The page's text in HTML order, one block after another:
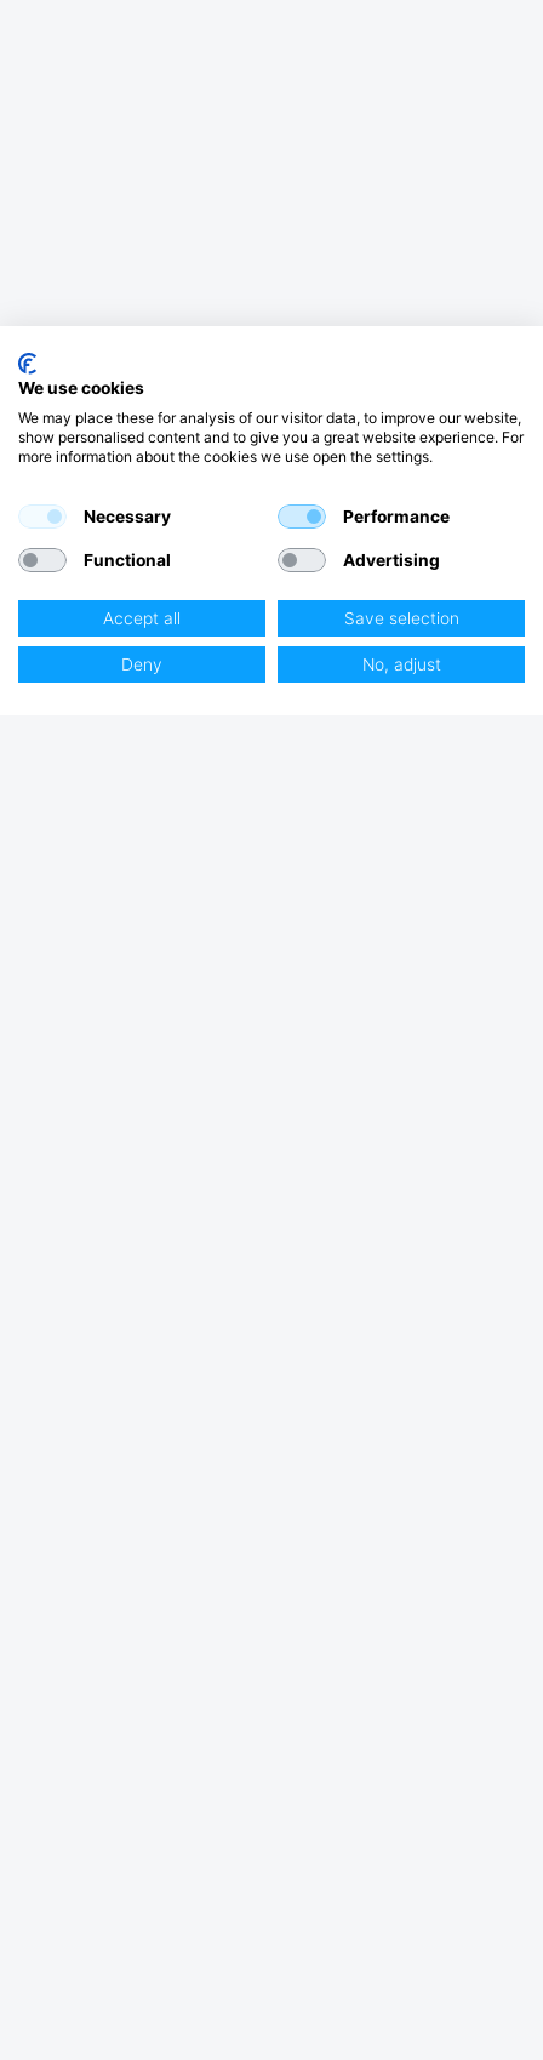
We use cookies
We may place these for analysis of our visitor data, to improve our website,
show personalised content and to give you a great website experience. For
more information about the cookies we use open the settings.
Necessary Performance
Functional Advertising
Accept all Save selection
Deny No, adjust